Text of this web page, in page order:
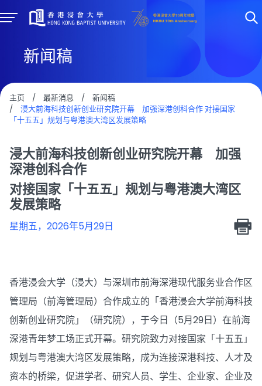
新闻稿
主页 / 最新消息 /
新闻稿
/
浸大前海科技创新创业研究院开幕 加强深港创科合作 对接国家
「十五五」规划与粤港澳大湾区发展策略
浸大前海科技创新创业研究院开幕 加强
深港创科合作
对接国家「十五五」规划与粤港澳大湾区
发展策略
星期五，2026年5月29日
香港浸会大学（浸大）与深圳市前海深港现代服务业合作区
管理局（前海管理局）合作成立的「香港浸会大学前海科技
创新创业研究院」（研究院），于今日（5月29日）在前海
深港青年梦工场正式开幕。研究院致力对接国家「十五五」
规划与粤港澳大湾区发展策略，成为连接深港科技、人才及
资本的桥梁，促进学者、研究人员、学生、企业家、企业及